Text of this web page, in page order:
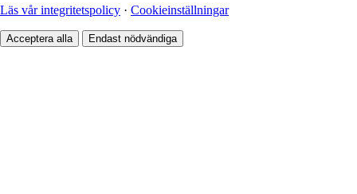
Läs vår integritetspolicy · Cookieinställningar
Acceptera alla Endast nödvändiga